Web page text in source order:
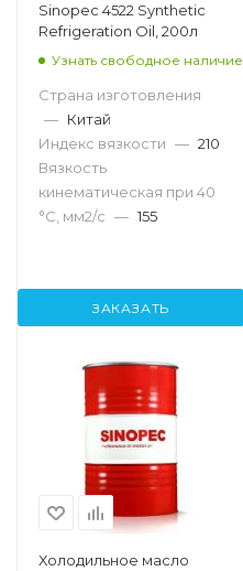
Sinopec 4522 Synthetic
Refrigeration Oil, 200л
Узнать свободное наличие
Страна изготовления
— Китай
Индекс вязкости — 210
Вязкость
кинематическая при 40
°С, мм2/с — 155
ЗАКАЗАТЬ
Холодильное масло